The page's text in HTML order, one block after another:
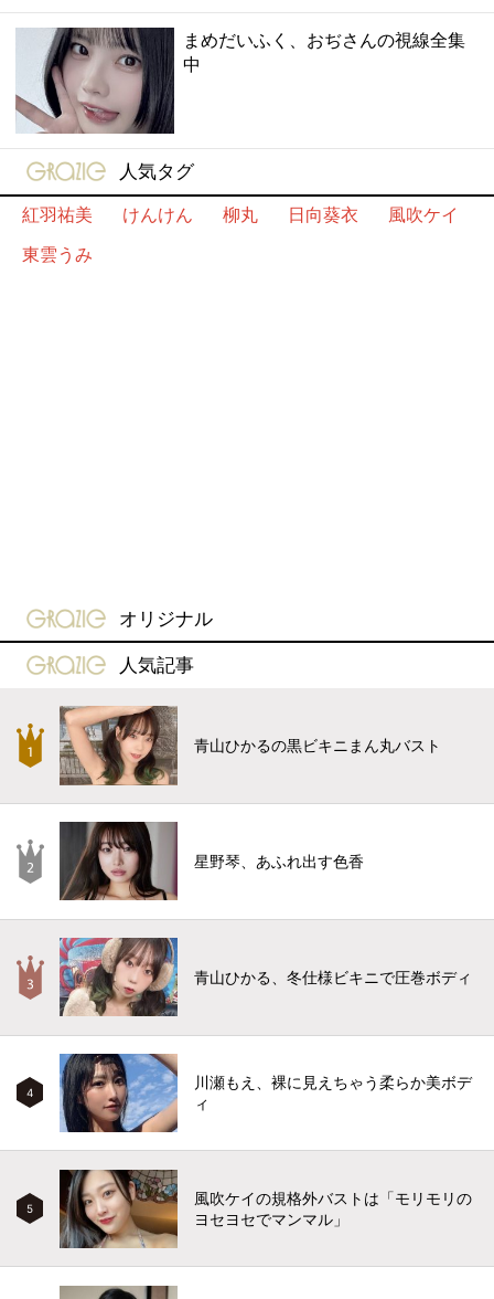
まめだいふく、おぢさんの視線全集
中
gravure-grazie
人気タグ
紅羽祐美
けんけん 柳丸 日向葵衣
風吹ケイ
東雲うみ
gravure-grazie
オリジナル
gravure-grazie
人気記事
青山ひかるの黒ビキニまん丸バスト
星野琴、あふれ出す色香
青山ひかる、冬仕様ビキニで圧巻ボディ
4
川瀬もえ、裸に見えちゃう柔らか美ボデ
ィ
5
風吹ケイの規格外バストは「モリモリの
ヨセヨセでマンマル」